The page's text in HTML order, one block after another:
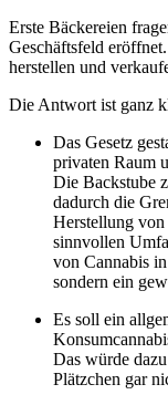
Erste Bäckereien
Geschäftsfeld
herstellen und
Die Antwort ist ganz
Das Gesetz
privaten Raum
Die Backstube
dadurch die
Herstellung
sinnvollen
von Cannabis
sondern ein
Es soll ein
Das würde
Plätzchen gar